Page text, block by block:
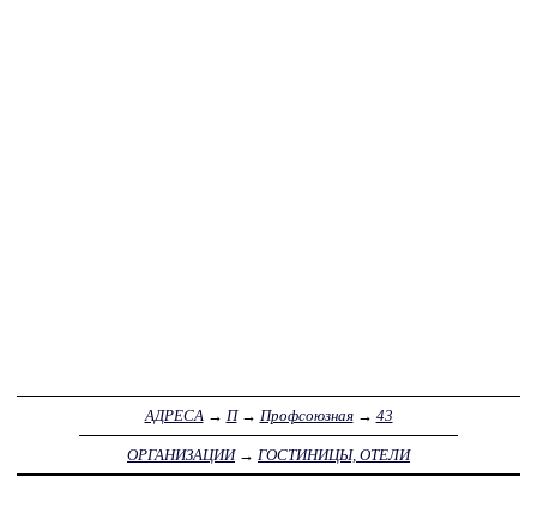
АДРЕСА→ П→ Профсоюзная→ 43
ОРГАНИЗАЦИИ→ ГОСТИНИЦЫ, ОТЕЛИ